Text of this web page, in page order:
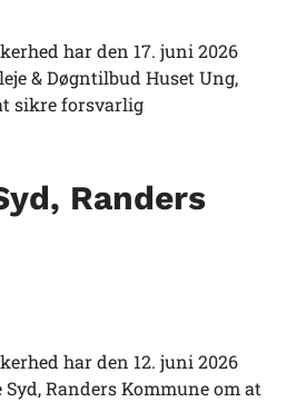
har den 17. juni 2026
& Døgntilbud Huset Ung,
sikre forsvarlig
Randers
har den 12. juni 2026
Randers Kommune om at